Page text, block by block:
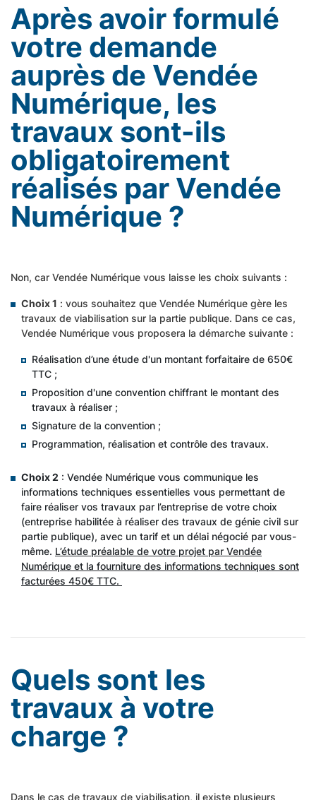
Après avoir formulé
votre demande
auprès de Vendée
Numérique, les
travaux sont-ils
obligatoirement
réalisés par Vendée
Numérique ?
Non, car Vendée Numérique vous laisse les choix suivants :
Choix 1 : vous souhaitez que Vendée Numérique gère les
travaux de viabilisation sur la partie publique. Dans ce cas,
Vendée Numérique vous proposera la démarche suivante :
Réalisation d’une étude d'un montant forfaitaire de 650€
TTC ;
Proposition d'une convention chiffrant le montant des
travaux à réaliser ;
Signature de la convention ;
Programmation, réalisation et contrôle des travaux.
Choix 2 : Vendée Numérique vous communique les
informations techniques essentielles vous permettant de
faire réaliser vos travaux par l’entreprise de votre choix
(entreprise habilitée à réaliser des travaux de génie civil sur
partie publique), avec un tarif et un délai négocié par vous-
même. L’étude préalable de votre projet par Vendée
Numérique et la fourniture des informations techniques sont
facturées 450€ TTC.
Quels sont les
travaux à votre
charge ?
Dans le cas de travaux de viabilisation, il existe plusieurs